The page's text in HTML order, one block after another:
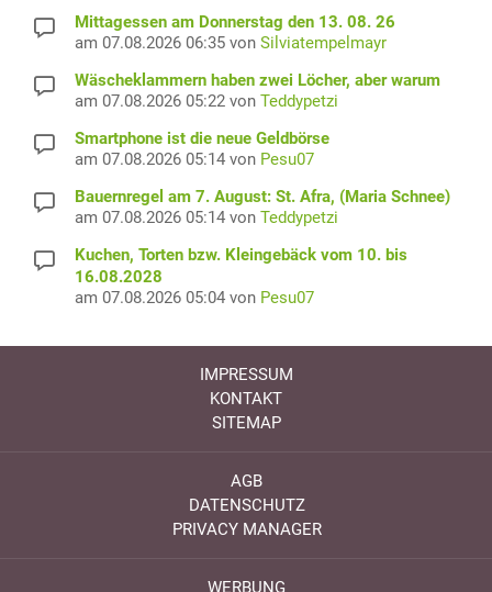
Mittagessen am Donnerstag den 13. 08. 26
am 07.08.2026 06:35 von Silviatempelmayr
Wäscheklammern haben zwei Löcher, aber warum
am 07.08.2026 05:22 von Teddypetzi
Smartphone ist die neue Geldbörse
am 07.08.2026 05:14 von Pesu07
Bauernregel am 7. August: St. Afra, (Maria Schnee)
am 07.08.2026 05:14 von Teddypetzi
Kuchen, Torten bzw. Kleingebäck vom 10. bis
16.08.2028
am 07.08.2026 05:04 von Pesu07
IMPRESSUM
KONTAKT
SITEMAP
AGB
DATENSCHUTZ
PRIVACY MANAGER
WERBUNG